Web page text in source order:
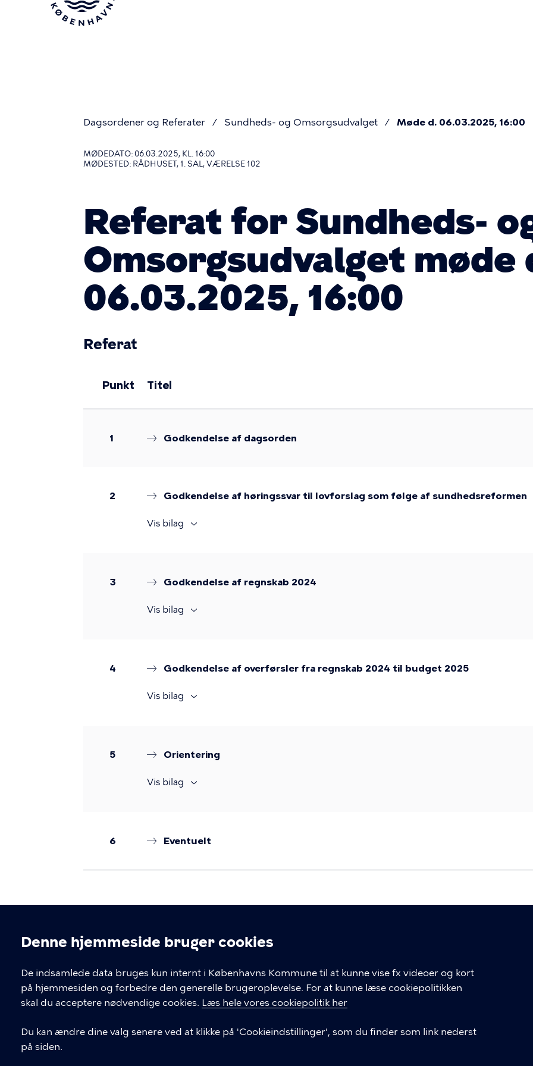
Cookieindstillinger
Denne hjemmeside bruger cookies
De indsamlede data bruges kun internt i Københavns Kommune til at kunne vise fx videoer og kort
på hjemmesiden og forbedre den generelle brugeroplevelse. For at kunne læse cookiepolitikken
skal du acceptere nødvendige cookies. Læs hele vores cookiepolitik her
Du kan ændre dine valg senere ved at klikke på 'Cookieindstillinger', som du finder som link nederst
på siden.
Dagsordener og Referater Sundheds- og Omsorgsudvalget Møde d. 06.03.2025, 16:00
MØDEDATO: 06.03.2025, KL. 16:00
MØDESTED: RÅDHUSET, 1. SAL, VÆRELSE 102
Referat for Sundheds-
Omsorgsudvalget møde
06.03.2025, 16:00
Referat
Punkt Titel
1 Godkendelse af dagsorden
2 Godkendelse af høringssvar til lovforslag som følge af sundhedsreformen
Vis bilag
3 Godkendelse af regnskab 2024
Vis bilag
4 Godkendelse af overførsler fra regnskab 2024 til budget 2025
Vis bilag
5 Orientering
Vis bilag
6 Eventuelt
Kontakt Københavns Kommune
T
33 66 33 66
GENVEJE
Hvis du vil klage